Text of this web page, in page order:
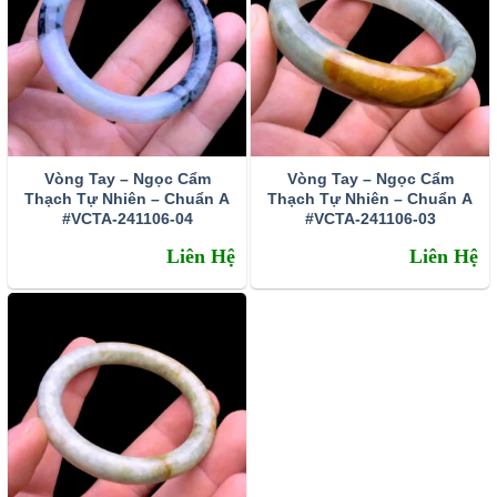
chuyền
Thạch anh tóc vàng có trường năng lượng vô cùng mạnh
mẽ, có khả năng trấn tĩnh, điều hòa tinh thần và lấy lại sự
tự tin cho chủ nhân. Trong những trường hợp còn do dự
hay thiếu quyết đoán về một vấn đề gì đó. Hãy đeo vòng
tay thạch anh tóc vàng hoặc để gần thái dương. Kết hợp
thở gấp trong một thời gian ngắn, bạn sẽ nhanh chóng lấy
Vòng Tay – Ngọc Cẩm
Thạch Tự Nhiên – Chuẩn A
#VCTA-241106-04
Liên Hệ
Vòng Tay – Ngọc Cẩm
Thạch Tự Nhiên – Chuẩn A
#VCTA-241106-03
Liên Hệ